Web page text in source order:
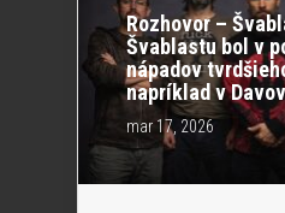
Rozhovor –
Švablastu bol v
nápadov
napríklad v
mar 17, 2026